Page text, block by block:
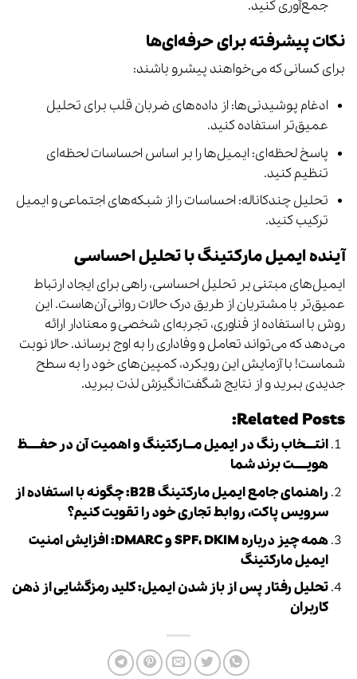
جمع‌آوری کنید.
نکات پیشرفته برای حرفه‌ای‌ها
برای کسانی که می‌خواهند پیشرو باشند:
ادغام پوشیدنی‌ها: از داده‌های ضربان قلب برای تحلیل
عمیق‌تر استفاده کنید.
پاسخ لحظه‌ای: ایمیل‌ها را بر اساس احساسات لحظه‌ای
تنظیم کنید.
تحلیل چندکاناله: احساسات را از شبکه‌های اجتماعی و ایمیل
ترکیب کنید.
آینده ایمیل مارکتینگ با تحلیل احساسی
ایمیل‌های مبتنی بر تحلیل احساسی، راهی برای ایجاد ارتباط
عمیق‌تر با مشتریان از طریق درک حالات روانی آن‌هاست. این
روش با استفاده از فناوری، تجربه‌ای شخصی و معنادار ارائه
می‌دهد که می‌تواند تعامل و وفاداری را به اوج برساند. حالا نوبت
شماست! با آزمایش این رویکرد، کمپین‌های خود را به سطح
جدیدی ببرید و از نتایج شگفت‌انگیزش لذت ببرید.
Related Posts:
انتــــخاب رنگ در ایمیل مـــارکتینگ و اهمیت آن در حفـــــظ
هویـــــت برند شما
راهنمای جامع ایمیل مارکتینگ B2B: چگونه با استفاده از
سرویس پاکت، روابط تجاری خود را تقویت کنیم؟
همه چیز درباره SPF، DKIM و DMARC: افزایش امنیت
ایمیل مارکتینگ
تحلیل رفتار پس از باز شدن ایمیل: کلید رمزگشایی از ذهن
کاربران